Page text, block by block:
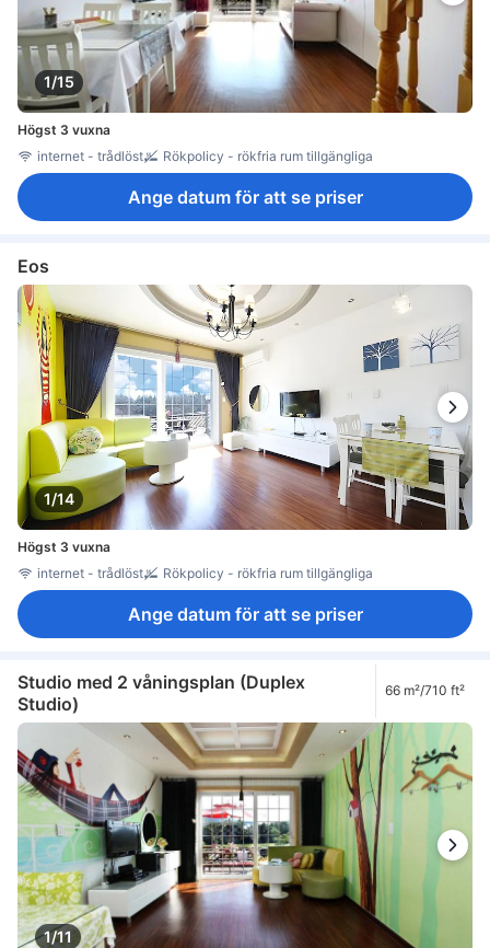
1/15
Högst 3 vuxna
internet - trådlöst
Rökpolicy - rökfria rum tillgängliga
Ange datum för att se priser
Eos
1/14
Högst 3 vuxna
internet - trådlöst
Rökpolicy - rökfria rum tillgängliga
Ange datum för att se priser
Studio med 2 våningsplan (Duplex
Studio)
66 m²/710 ft²
1/11